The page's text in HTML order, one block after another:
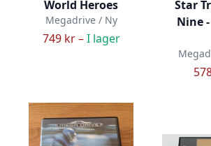
World Heroes
Megadrive / Ny
749 kr –I lager
Star
Nine